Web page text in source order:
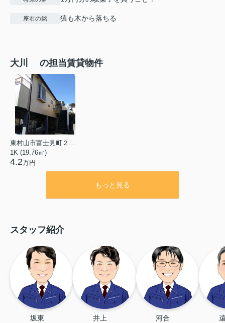
座右の銘 猿も木から落ちる
大川 の担当賃貸物件
1K (19.76㎡)
4.2万円
もっと見る
スタッフ紹介
坂東 井上 河合